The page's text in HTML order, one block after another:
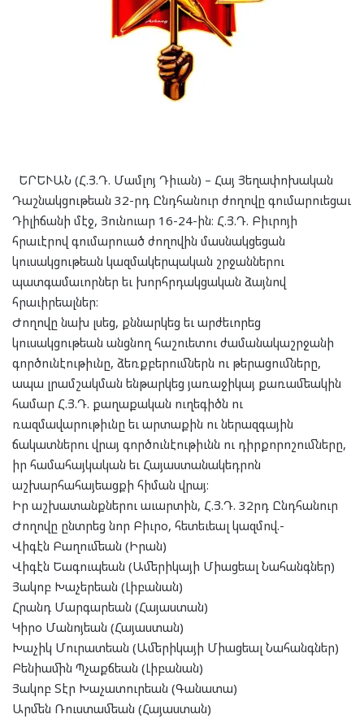
ԵՐԵՒԱՆ (Հ.Յ.Դ. Մամլոյ Դիւան) – Հայ Յեղափոխական
Դաշնակցութեան 32-րդ Ընդհանուր ժողովը գումարուեցաւ
Դիլիճանի մէջ, Յունուար 16-24-ին։ Հ.Յ.Դ. Բիւրոյի
հրաւէրով գումարուած ժողովին մասնակցեցան
կուսակցութեան կազմակերպական շրջաններու
պատգամաւորներ եւ խորհրդակցական ձայնով
հրաւիրեալներ։
Ժողովը նախ լսեց, քննարկեց եւ արժեւորեց
կուսակցութեան անցնող հաշուետու ժամանակաշրջանի
գործունէութիւնը, ձեռքբերումներն ու թերացումները,
ապա լրամշակման ենթարկեց յառաջիկայ քառամեակին
համար Հ.Յ.Դ. քաղաքական ուղեգիծն ու
ռազմավարութիւնը եւ արտաքին ու ներազգային
ճակատներու վրայ գործունէութիւնն ու դիրքորոշումները,
իր համահայկական եւ Հայաստանակեդրոն
աշխարհահայեացքի հիման վրայ։
Իր աշխատանքներու աւարտին, Հ.Յ.Դ. 32րդ Ընդհանուր
Ժողովը ընտրեց նոր Բիւրօ, հետեւեալ կազմով.-
Վիգէն Բաղումեան (Իրան)
Վիգէն Եագուպեան (Ամերիկայի Միացեալ Նահանգներ)
Յակոբ Խաչերեան (Լիբանան)
Հրանդ Մարգարեան (Հայաստան)
Կիրօ Մանոյեան (Հայաստան)
Խաչիկ Մուրատեան (Ամերիկայի Միացեալ Նահանգներ)
Բենիամին Պչաքճեան (Լիբանան)
Յակոբ Տէր Խաչատուրեան (Գանատա)
Արմեն Ռուստամեան (Հայաստան)